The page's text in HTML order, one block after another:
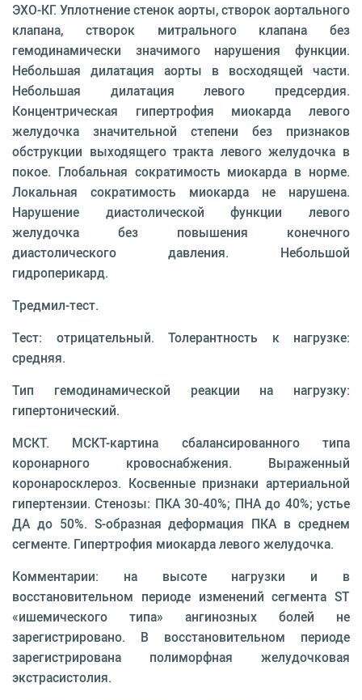
ЭХО-КГ. Уплотнение стенок аорты, створок аортального
клапана, створок митрального клапана без
гемодинамически значимого нарушения функции.
Небольшая дилатация аорты в восходящей части.
Небольшая дилатация левого предсердия.
Концентрическая гипертрофия миокарда левого
желудочка значительной степени без признаков
обструкции выходящего тракта левого желудочка в
покое. Глобальная сократимость миокарда в норме.
Локальная сократимость миокарда не нарушена.
Нарушение диастолической функции левого
желудочка без повышения конечного
диастолического давления. Небольшой
гидроперикард.
Тредмил-тест.
Тест: отрицательный. Толерантность к нагрузке:
средняя.
Тип гемодинамической реакции на нагрузку:
гипертонический.
МСКТ. МСКТ-картина сбалансированного типа
коронарного кровоснабжения. Выраженный
коронаросклероз. Косвенные признаки артериальной
гипертензии. Стенозы: ПКА 30-40%; ПНА до 40%; устье
ДА до 50%. S-образная деформация ПКА в среднем
сегменте. Гипертрофия миокарда левого желудочка.
Комментарии: на высоте нагрузки и в
восстановительном периоде изменений сегмента ST
«ишемического типа» ангинозных болей не
зарегистрировано. В восстановительном периоде
зарегистрирована полиморфная желудочковая
экстрасистолия.